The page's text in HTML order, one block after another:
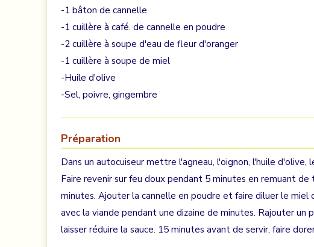
-1 bâton de cannelle
-1 cuillère à café. de cannelle en poudre
-2 cuillère à soupe d'eau de fleur d'oranger
-1 cuillère à soupe de miel
-Huile d'olive
-Sel, poivre, gingembre
Préparation
Dans un autocuiseur mettre l'agneau, l'oignon, l'huile
Faire revenir sur feu doux pendant 5 minutes en remuant
minutes. Ajouter la cannelle en poudre et faire diluer le miel
avec la viande pendant une dizaine de minutes. Rajouter un
laisser réduire la sauce. 15 minutes avant de servir, faire